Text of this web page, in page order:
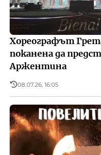
Хореографът
поканена да
Аржентина
08.07.26, 16:05